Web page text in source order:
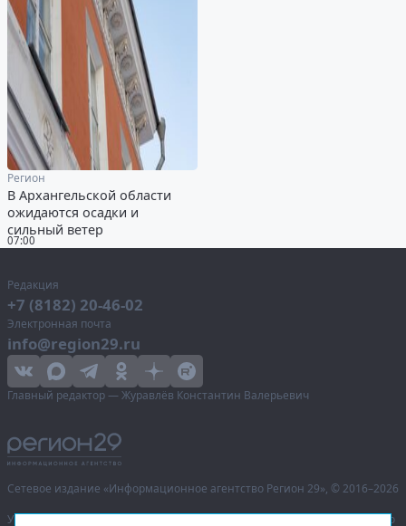
07:00
Регион
В Архангельской области
ожидаются осадки и
сильный ветер
Редакция
+7 (8182) 20-46-02
Электронная почта
info@region29.ru
Главный редактор — Журавлёв Константин Валерьевич
Сетевое издание «Информационное агентство Регион 29», © 2016–2026
Учредитель — общество с ограниченной ответственностью «Агентство